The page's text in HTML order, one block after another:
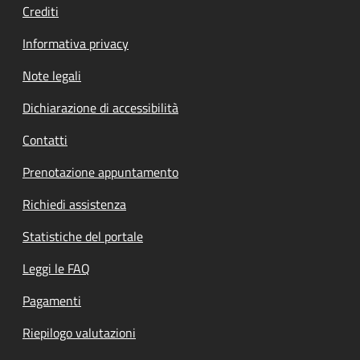
Crediti
Informativa privacy
Note legali
Dichiarazione di accessibilità
Contatti
Prenotazione appuntamento
Richiedi assistenza
Statistiche del portale
Leggi le FAQ
Pagamenti
Riepilogo valutazioni